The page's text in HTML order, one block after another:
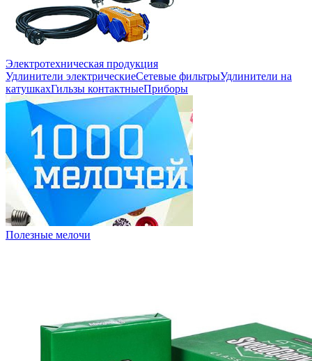
Электротехническая продукция
Удлинители электрическиеСетевые фильтрыУдлинители на
катушкахГильзы контактныеПриборы
Полезные мелочи